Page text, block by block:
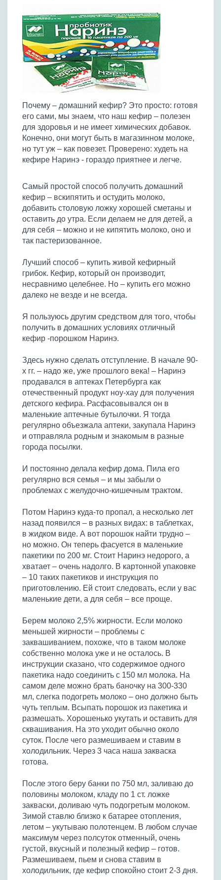
Супы-пюре
Молочные супы
Сладкие супы
Запеченное мясо
Тушеное мясо
Из мясного фарша
Из субпродуктов
Из мясопродуктов
Жареная рыба
Отварная и паровая
Запеченная рыба
Тушеная рыба
Из рыбного фарша
Морепродукты
Суши и роллы
Вся птица
Жареная птица
Отварная птица
Запеченная птица
Тушеная птица
Из субпродуктов птицы
Овощи
Все овощи
Жареные овощи
Отварные овощи
Тушеные овощи
Запеченные овощи
Выпечка
Вся выпечка
Торты и пирожные
Пироги и пирожки
Кексы и маффины
Печенье и булочки
Блины и оладьи
Пиццы
Соусы
Все соусы
Соусы к рыбе
Соусы к овощам
Напитки
Все напитки
Алкогольные напитки
Безалкогольные напитки
Заготовки
Все заготовки
Ягоды и фрукты
Овощи
Другие заготовки
Десерты
Конфеты и сладости
Десерты
Ещё...
Молочные продукты
Макароны
Грибы
Бобовые
Яйца
Почему – домашний кефир? Это просто: готовя
его сами, мы знаем, что наш кефир – полезен
для здоровья и не имеет химических добавок.
Конечно, они могут быть в магазинном молоке,
но тут уж – как повезет. Проверено: худеть на
кефире Наринэ - гораздо приятнее и легче.
Самый простой способ получить домашний
кефир – вскипятить и остудить молоко,
добавить столовую ложку хорошей сметаны и
оставить до утра. Если делаем не для детей, а
для себя – можно и не кипятить молоко, оно и
так пастеризованное.
Лучший способ – купить живой кефирный
грибок. Кефир, который он производит,
несравнимо целебнее. Но – купить его можно
далеко не везде и не всегда.
Я пользуюсь другим средством для того, чтобы
получить в домашних условиях отличный
кефир -порошком Наринэ.
Здесь нужно сделать отступление. В начале 90-
х гг. – надо же, уже прошлого века! – Наринэ
продавался в аптеках Петербурга как
отечественный продукт ноу-хау для получения
детского кефира. Расфасовывался он в
маленькие аптечные бутылочки. Я тогда
регулярно объезжала аптеки, закупала Наринэ
и отправляла родным и знакомым в разные
города посылки.
И постоянно делала кефир дома. Пила его
регулярно вся семья – и мы забыли о
проблемах с желудочно-кишечным трактом.
Потом Наринэ куда-то пропал, а несколько лет
назад появился – в разных видах: в таблетках,
в жидком виде. А вот порошок найти трудно –
но можно. Он теперь фасуется в маленькие
пакетики по 200 мг. Стоит Наринэ недорого, а
хватает – очень надолго. В картонной упаковке
– 10 таких пакетиков и инструкция по
приготовлению. Ей стоит следовать, если у вас
маленькие дети, а для себя – все проще.
Берем молоко 2,5% жирности. Если молоко
меньшей жирности – проблемы с
заквашиванием, похоже, что в таком молоке
собственно молока уже и не осталось. В
инструкции сказано, что содержимое одного
пакетика надо соединить с 150 мл молока. На
самом деле можно брать баночку на 300-330
мл, слегка подогреть молоко – оно должно быть
чуть теплым. Всыпать порошок из пакетика и
размешать. Хорошенько укутать и оставить для
сквашивания. На это уходит обычно около
суток. После чего размешиваем и ставим в
холодильник. Через 3 часа наша закваска
готова.
После этого беру банки по 750 мл, заливаю до
половины молоком, кладу по 1 ст. ложке
закваски, доливаю чуть подогретым молоком.
Зимой ставлю близко к батарее отопления,
летом – укутываю полотенцем. В любом случае
максимум через полсуток отменный, очень
густой, вкусный и полезный кефир – готов.
Размешиваем, пьем и снова ставим в
холодильник, где кефир спокойно стоит 2-3 дня.